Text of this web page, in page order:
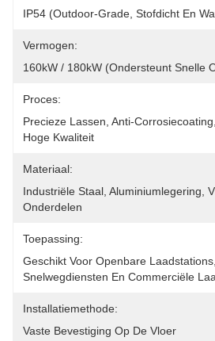
IP54 (outdoor-Grade, Stofdicht En
Vermogen:
160kW / 180kW (ondersteunt Snelle
Proces:
Precieze Lassen, Anti-
Hoge Kwaliteit
Materiaal:
Industriële Staal, Aluminiumlegering,
Onderdelen
Toepassing:
Geschikt Voor Openbare
Snelwegdiensten En Commerciële
Installatiemethode:
Vaste Bevestiging Op De Vloer